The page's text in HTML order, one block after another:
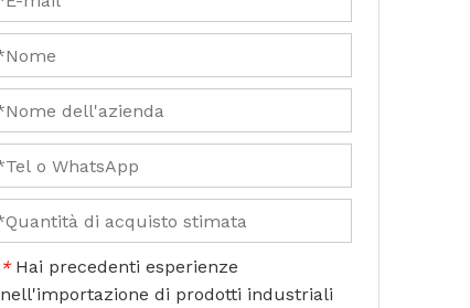
* Hai precedenti esperienze
nell'importazione di prodotti industriali